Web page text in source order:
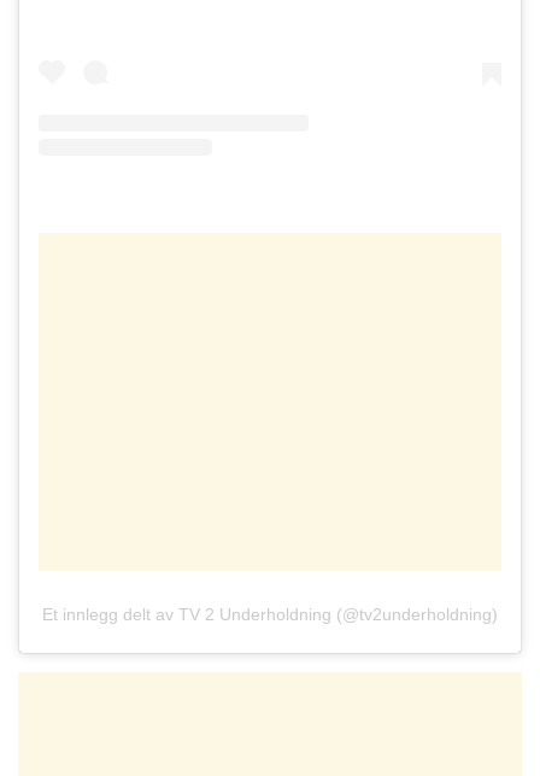
Et innlegg delt av TV 2 Underholdning (@tv2underholdning)